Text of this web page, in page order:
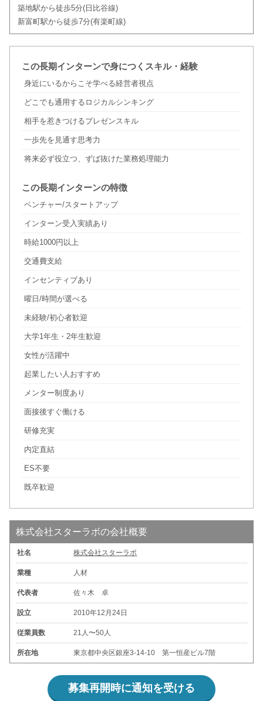
築地駅から徒歩5分(日比谷線)
新富町駅から徒歩7分(有楽町線)
この長期インターンで身につくスキル・経験
身近にいるからこそ学べる経営者視点
どこでも通用するロジカルシンキング
相手を惹きつけるプレゼンスキル
一歩先を見通す思考力
将来必ず役立つ、ずば抜けた業務処理能力
この長期インターンの特徴
ベンチャー/スタートアップ
インターン受入実績あり
時給1000円以上
交通費支給
インセンティブあり
曜日/時間が選べる
未経験/初心者歓迎
大学1年生・2年生歓迎
女性が活躍中
起業したい人おすすめ
メンター制度あり
面接後すぐ働ける
研修充実
内定直結
ES不要
既卒歓迎
株式会社スターラボの会社概要
社名 株式会社スターラボ
業種 人材
代表者 佐々木 卓
設立 2010年12月24日
従業員数 21人〜50人
所在地 東京都中央区銀座3-14-10 第一恒産ビル7階
募集再開時に通知を受ける